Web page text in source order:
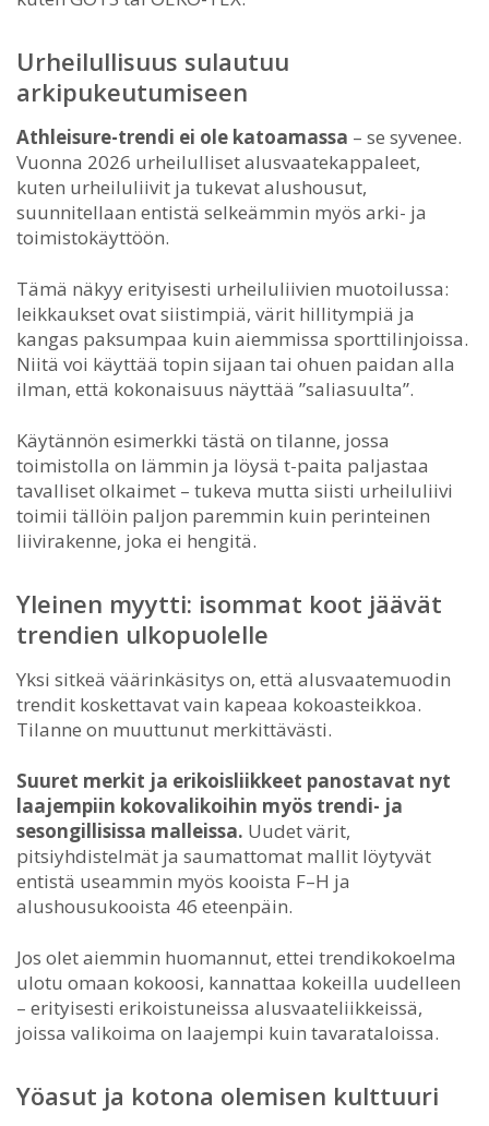
Urheilullisuus sulautuu
arkipukeutumiseen
Athleisure-trendi ei ole katoamassa – se syvenee.
Vuonna 2026 urheilulliset alusvaatekappaleet,
kuten urheiluliivit ja tukevat alushousut,
suunnitellaan entistä selkeämmin myös arki- ja
toimistokäyttöön.
Tämä näkyy erityisesti urheiluliivien muotoilussa:
leikkaukset ovat siistimpiä, värit hillitympiä ja
kangas paksumpaa kuin aiemmissa sporttilinjoissa.
Niitä voi käyttää topin sijaan tai ohuen paidan alla
ilman, että kokonaisuus näyttää ”saliasuulta”.
Käytännön esimerkki tästä on tilanne, jossa
toimistolla on lämmin ja löysä t-paita paljastaa
tavalliset olkaimet – tukeva mutta siisti urheiluliivi
toimii tällöin paljon paremmin kuin perinteinen
liivirakenne, joka ei hengitä.
Yleinen myytti: isommat koot jäävät
trendien ulkopuolelle
Yksi sitkeä väärinkäsitys on, että alusvaatemuodin
trendit koskettavat vain kapeaa kokoasteikkoa.
Tilanne on muuttunut merkittävästi.
Suuret merkit ja erikoisliikkeet panostavat nyt
laajempiin kokovalikoihin myös trendi- ja
sesongillisissa malleissa. Uudet värit,
pitsiyhdistelmät ja saumattomat mallit löytyvät
entistä useammin myös kooista F–H ja
alushousukooista 46 eteenpäin.
Jos olet aiemmin huomannut, ettei trendikokoelma
ulotu omaan kokoosi, kannattaa kokeilla uudelleen
– erityisesti erikoistuneissa alusvaateliikkeissä,
joissa valikoima on laajempi kuin tavarataloissa.
Yöasut ja kotona olemisen kulttuuri